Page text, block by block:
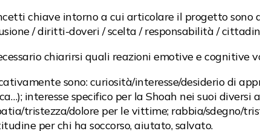
chiave intorno a cui articolare il progetto
/ diritti-doveri / scelta / responsabilità /
chiarirsi quali reazioni emotive e cognitive
sono: curiosità/interesse/desiderio di
interesse specifico per la Shoah nei suoi
tristezza/dolore per le vittime; rabbia/sdegno/
per chi ha soccorso, aiutato, salvato.